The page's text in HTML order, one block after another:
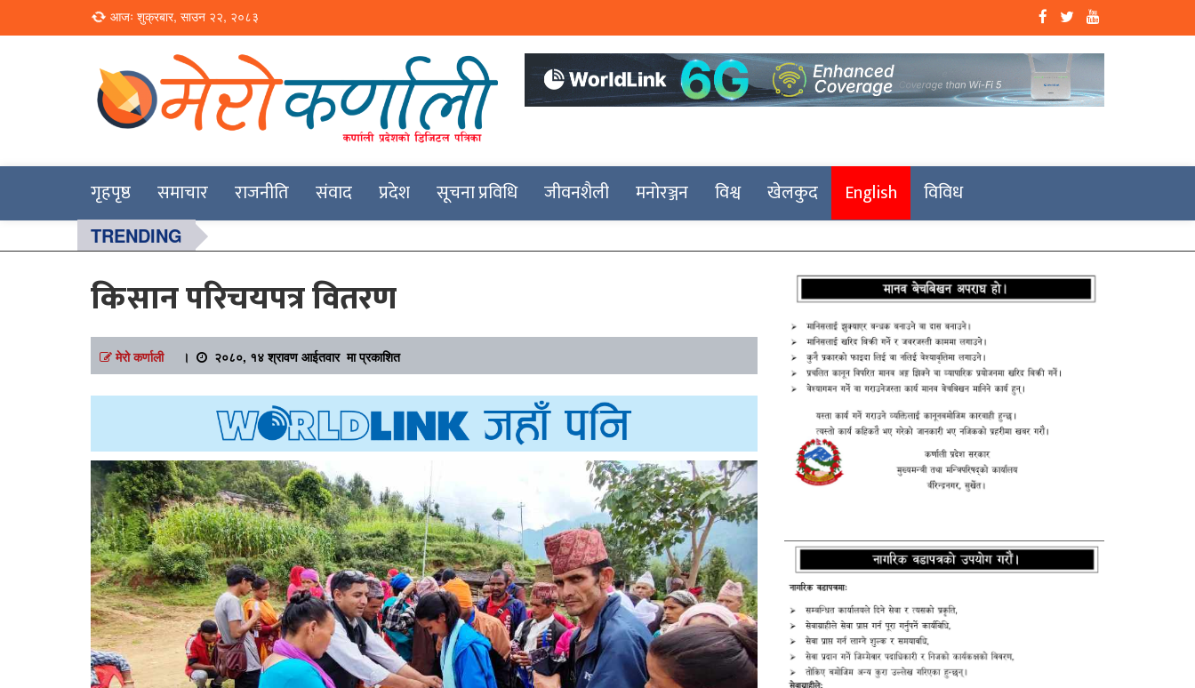
Loading...
आजः शुक्रबार, साउन २२, २०८३
Merokarnali
गृहपृष्ठ समाचार राजनीति संवाद प्रदेश सूचना प्रविधि जीवनशैली मनोरञ्जन विश्व खेलकुद English विविध
TRENDING
किसान परिचयपत्र वितरण
मेरो कर्णाली। २०८०, १४ श्रावण आईतवार मा प्रकाशित